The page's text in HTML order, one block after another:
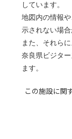
しています。
地図内の情報
示されない場合
また、それら
奈良県ビジタ
ます。
この施設に関